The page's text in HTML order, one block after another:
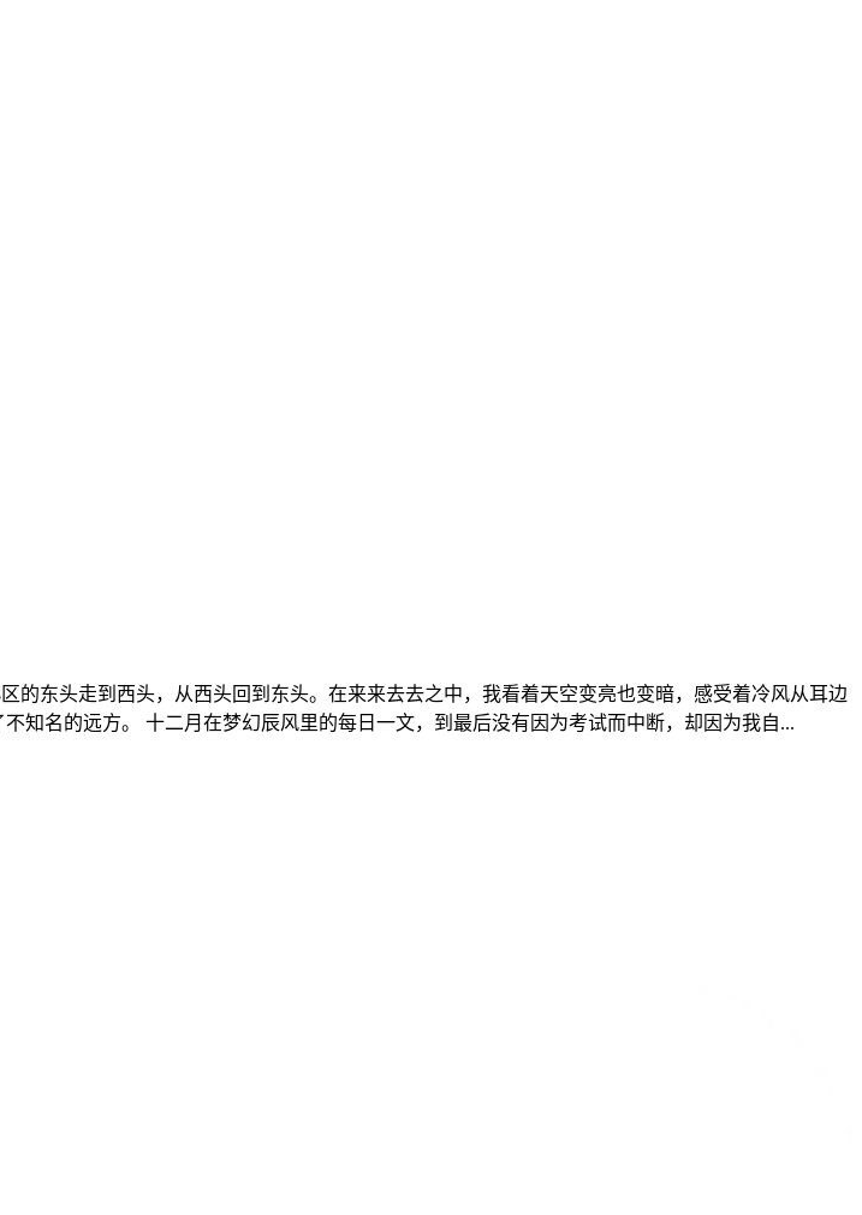
的东头走到西头，从西头回到东头。在来来去去之中，我看着天空变亮也变暗，感受着冷风从耳边
知名的远方。 十二月在梦幻辰风里的每日一文，到最后没有因为考试而中断，却因为我自...